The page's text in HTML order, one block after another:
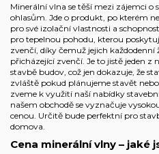
Minerální vlna se těší mezi zájemci
ohlasům. Jde o produkt, po kterém
pro své izolační vlastnosti a
pro tepelnou pohodu, kterou
zvenčí, díky čemuž jejich
přicházející zvenčí. Je to jistě jeden
stavbě budov, což jen dokazuje, že
zvláště pokud plánujeme stavět
zveme k využití naší nabídky
našem obchodě se vyznačuje
cenou. Určitě bude perfektní pro
domova.
Cena minerální vlny – jaké